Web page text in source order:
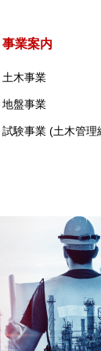
事業案内
土木事業
地盤事業
試験事業 (土木管理